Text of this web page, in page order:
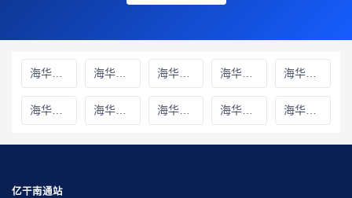
海华财务雅安线上分站 海华财务绵阳线上分站 海华财务甘孜藏族自治州线上分站 海华财务巴中线上分站 海华财务阿坝藏族羌族自治州线上分站
海华财务成都线上分站 海华财务遂宁线上分站 海华财务广元线上分站 海华财务广安线上分站 海华财务德阳线上分站
亿干南通站